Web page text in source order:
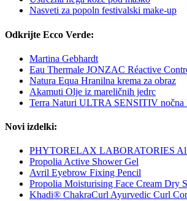
Nasveti za popoln festivalski make-up
Odkrijte Ecco Verde:
Martina Gebhardt
Eau Thermale JONZAC Réactive
Natura Equa Hranilna krema za obraz
Akamuti Olje iz mareličnih jedrc
Terra Naturi ULTRA SENSITIV nočna
Novi izdelki:
PHYTORELAX LABORATORIES
Propolia Active Shower Gel
Avril Eyebrow Fixing Pencil
Propolia Moisturising Face Cream Dry
Khadi® ChakraCurl Ayurvedic Curl